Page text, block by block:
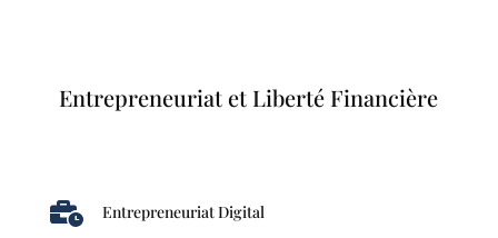
Entrepreneuriat et Liberté Financière
 Entrepreneuriat Digital